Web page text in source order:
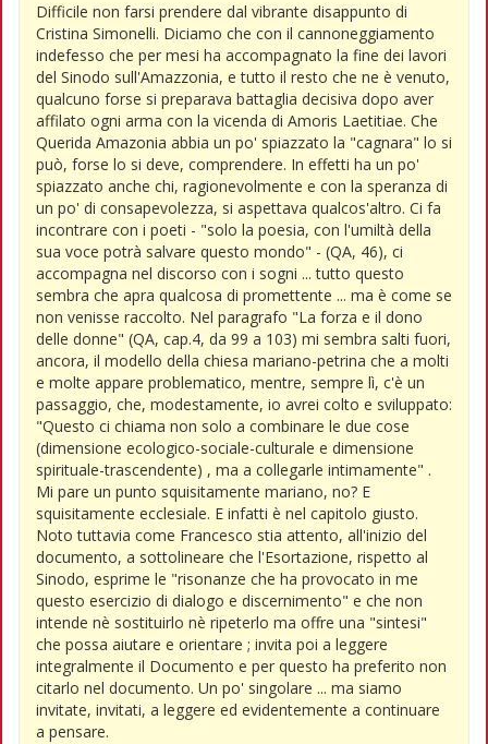
Difficile non farsi prendere dal vibrante disappunto di
Cristina Simonelli. Diciamo che con il cannoneggiamento
indefesso che per mesi ha accompagnato la fine dei lavori
del Sinodo sull'Amazzonia, e tutto il resto che ne è venuto,
qualcuno forse si preparava battaglia decisiva dopo aver
affilato ogni arma con la vicenda di Amoris Laetitiae. Che
Querida Amazonia abbia un po' spiazzato la "cagnara" lo si
può, forse lo si deve, comprendere. In effetti ha un po'
spiazzato anche chi, ragionevolmente e con la speranza di
un po' di consapevolezza, si aspettava qualcos'altro. Ci fa
incontrare con i poeti - "solo la poesia, con l'umiltà della
sua voce potrà salvare questo mondo" - (QA, 46), ci
accompagna nel discorso con i sogni ... tutto questo
sembra che apra qualcosa di promettente ... ma è come se
non venisse raccolto. Nel paragrafo "La forza e il dono
delle donne" (QA, cap.4, da 99 a 103) mi sembra salti fuori,
ancora, il modello della chiesa mariano-petrina che a molti
e molte appare problematico, mentre, sempre lì, c'è un
passaggio, che, modestamente, io avrei colto e sviluppato:
"Questo ci chiama non solo a combinare le due cose
(dimensione ecologico-sociale-culturale e dimensione
spirituale-trascendente) , ma a collegarle intimamente" .
Mi pare un punto squisitamente mariano, no? E
squisitamente ecclesiale. E infatti è nel capitolo giusto.
Noto tuttavia come Francesco stia attento, all'inizio del
documento, a sottolineare che l'Esortazione, rispetto al
Sinodo, esprime le "risonanze che ha provocato in me
questo esercizio di dialogo e discernimento" e che non
intende nè sostituirlo nè ripeterlo ma offre una "sintesi"
che possa aiutare e orientare ; invita poi a leggere
integralmente il Documento e per questo ha preferito non
citarlo nel documento. Un po' singolare ... ma siamo
invitate, invitati, a leggere ed evidentemente a continuare
a pensare.